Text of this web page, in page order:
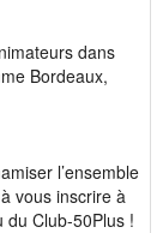
dans
Bordeaux,
l’ensemble
vous inscrire à
du Club-50Plus !